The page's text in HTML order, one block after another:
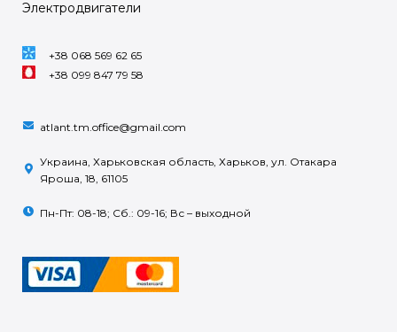
Электродвигатели
+38 068 569 62 65
+38 099 847 79 58
atlant.tm.office@gmail.com
Украина, Харьковская область, Харьков, ул. Отакара
Яроша, 18, 61105
Пн-Пт: 08-18; Сб.: 09-16; Вс – выходной